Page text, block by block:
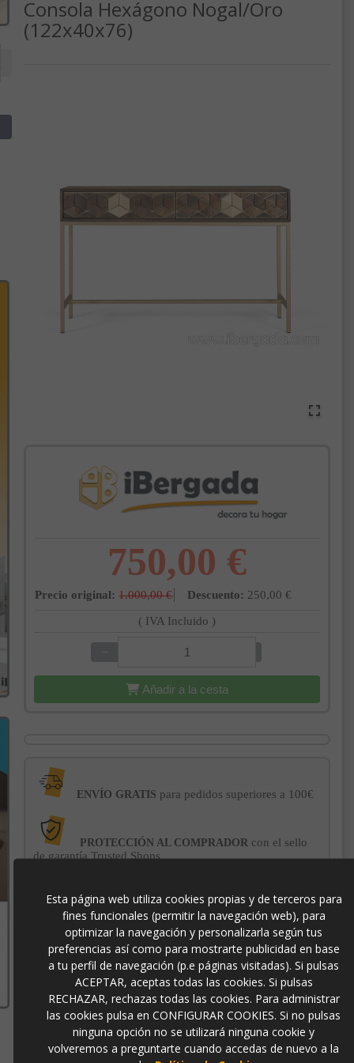
Consola Hexágono Nogal/Oro
(122x40x76)
750,00 €
Precio original: 1.000,00 € Descuento: 250,00 €
( IVA Incluido )
−
Añadir a la cesta
ENVÍO GRATIS para pedidos superiores a 100€
PROTECCIÓN AL COMPRADOR con el sello
de garantía Trusted Shops
-3% DE DESCUENTO EXTRApara pagos con
transferencia bancaria
1698
Contacto
Esta página web utiliza cookies propias y de terceros para
fines funcionales (permitir la navegación web), para
optimizar la navegación y personalizarla según tus
preferencias así como para mostrarte publicidad en base
a tu perfil de navegación (p.e páginas visitadas). Si pulsas
ACEPTAR, aceptas todas las cookies. Si pulsas
RECHAZAR, rechazas todas las cookies. Para administrar
las cookies pulsa en CONFIGURAR COOKIES. Si no pulsas
ninguna opción no se utilizará ninguna cookie y
volveremos a preguntarte cuando accedas de nuevo a la